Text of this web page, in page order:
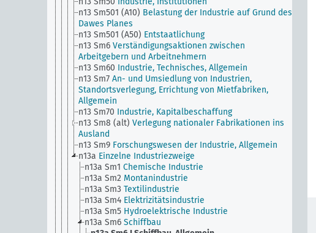
n13 Sm501 (A10) Belastung der Industrie auf Grund des
Dawes Planes
n13 Sm501 (A50) Entstaatlichung
n13 Sm6 Verständigungsaktionen zwischen
Arbeitgebern und Arbeitnehmern
n13 Sm60 Industrie, Technisches, Allgemein
n13 Sm7 An- und Umsiedlung von Industrien,
Standortsverlegung, Errichtung von Mietfabriken,
Allgemein
n13 Sm70 Industrie, Kapitalbeschaffung
n13 Sm8 (alt) Verlegung nationaler Fabrikationen ins
Ausland
n13 Sm9 Forschungswesen der Industrie, Allgemein
n13a Einzelne Industriezweige
n13a Sm1 Chemische Industrie
n13a Sm2 Montanindustrie
n13a Sm3 Textilindustrie
n13a Sm4 Elektrizitätsindustrie
n13a Sm5 Hydroelektrische Industrie
n13a Sm6 Schiffbau